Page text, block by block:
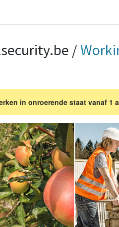
/
in onroerende staat vanaf 1